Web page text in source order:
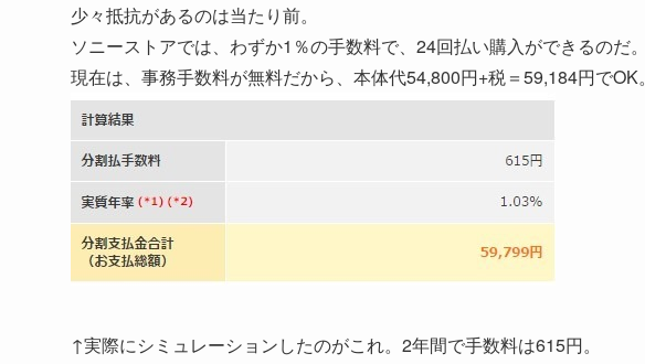
少々抵抗があるのは当たり前。
ソニーストアでは、わずか1％の手数料で、24回払い購入ができるのだ。
現在は、事務手数料が無料だから、本体代54,800円+税＝59,184円でOK。
↑実際にシミュレーションしたのがこれ。2年間で手数料は615円。